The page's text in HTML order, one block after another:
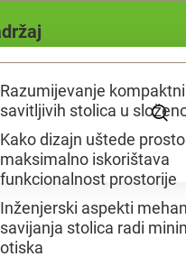
Razumijevanje
savitljivih stolica u
Kako dizajn uštede
maksimalno iskorištava
funkcionalnost prostorije
Inženjerski aspekti
savijanja stolica radi
otiska